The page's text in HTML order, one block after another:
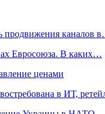
продвижения каналов
Евросоюза. В каких…
ценами
в ИТ,